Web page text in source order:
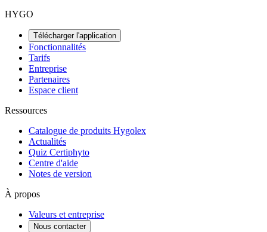
HYGO
Télécharger l'application
Fonctionnalités
Tarifs
Entreprise
Partenaires
Espace client
Ressources
Catalogue de produits Hygolex
Actualités
Quiz Certiphyto
Centre d'aide
Notes de version
À propos
Valeurs et entreprise
Nous contacter